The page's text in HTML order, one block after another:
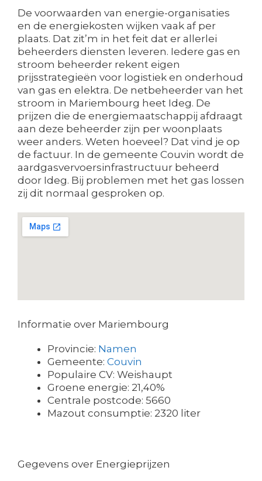
De voorwaarden van energie-organisaties
en de energiekosten wijken vaak af per
plaats. Dat zit’m in het feit dat er allerlei
beheerders diensten leveren. Iedere gas en
stroom beheerder rekent eigen
prijsstrategieën voor logistiek en onderhoud
van gas en elektra. De netbeheerder van het
stroom in Mariembourg heet Ideg. De
prijzen die de energiemaatschappij afdraagt
aan deze beheerder zijn per woonplaats
weer anders. Weten hoeveel? Dat vind je op
de factuur. In de gemeente Couvin wordt de
aardgasvervoersinfrastructuur beheerd
door Ideg. Bij problemen met het gas lossen
zij dit normaal gesproken op.
Informatie over Mariembourg
Provincie: Namen
Gemeente: Couvin
Populaire CV: Weishaupt
Groene energie: 21,40%
Centrale postcode: 5660
Mazout consumptie: 2320 liter
Gegevens over Energieprijzen